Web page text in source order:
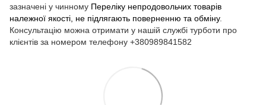
зазначені у чинному Переліку непродовольчих товарів
належної якості, не підлягають поверненню та обміну.
Консультацію можна отримати у нашій службі турботи про
клієнтів за номером телефону +380989841582